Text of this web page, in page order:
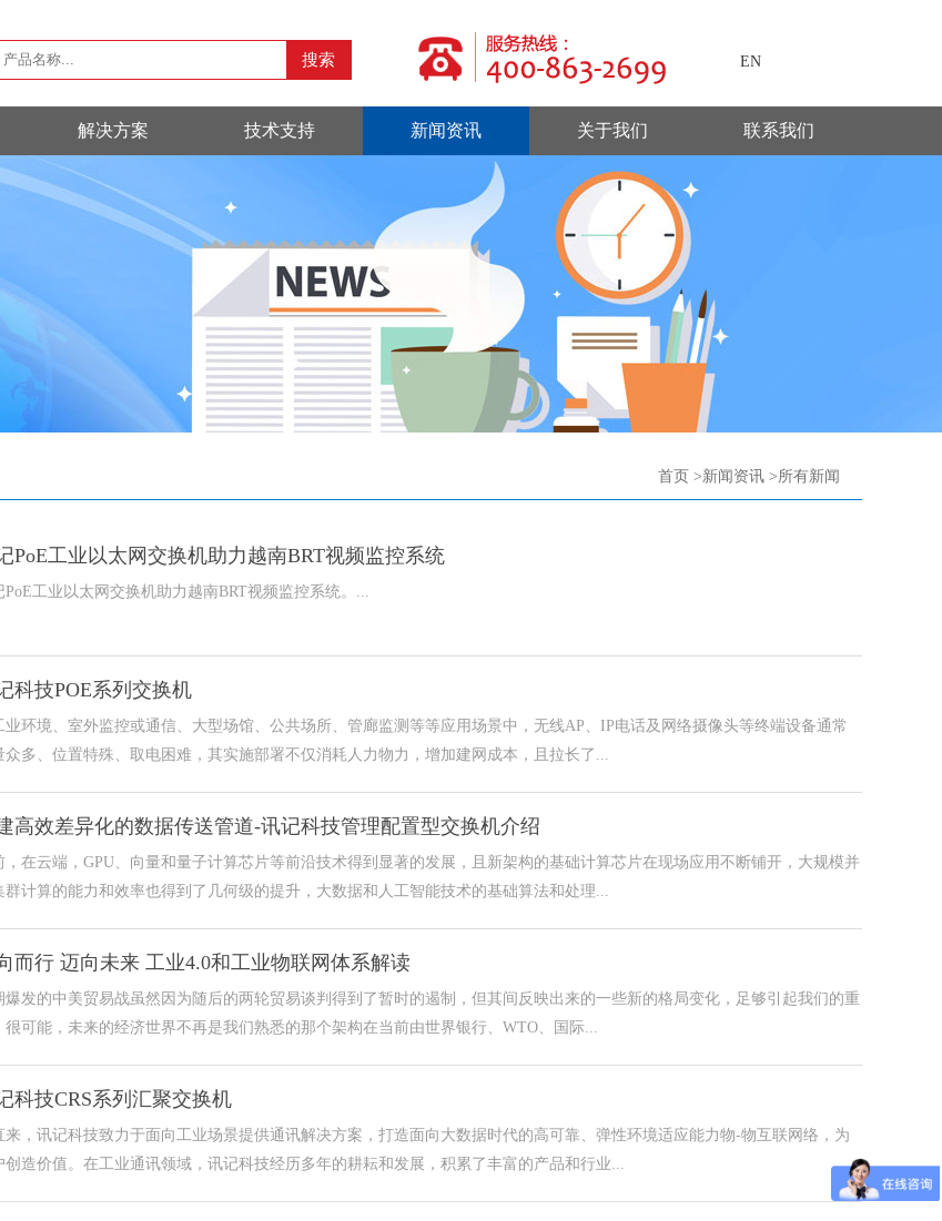
EN
解决方案 技术支持 新闻资讯 关于我们 联系我们
首页 >新闻资讯 >所有新闻
PoE工业以太网交换机助力越南BRT视频监控系统
PoE工业以太网交换机助力越南BRT视频监控系统。...
科技POE系列交换机
业环境、室外监控或通信、大型场馆、公共场所、管廊监测等等应用场景中，无线AP、IP电话及网络摄像头等终端设备通常
众多、位置特殊、取电困难，其实施部署不仅消耗人力物力，增加建网成本，且拉长了...
高效差异化的数据传送管道-讯记科技管理配置型交换机介绍
，在云端，GPU、向量和量子计算芯片等前沿技术得到显著的发展，且新架构的基础计算芯片在现场应用不断铺开，大规模并
群计算的能力和效率也得到了几何级的提升，大数据和人工智能技术的基础算法和处理...
而行 迈向未来 工业4.0和工业物联网体系解读
爆发的中美贸易战虽然因为随后的两轮贸易谈判得到了暂时的遏制，但其间反映出来的一些新的格局变化，足够引起我们的重
很可能，未来的经济世界不再是我们熟悉的那个架构在当前由世界银行、WTO、国际...
科技CRS系列汇聚交换机
来，讯记科技致力于面向工业场景提供通讯解决方案，打造面向大数据时代的高可靠、弹性环境适应能力物-物互联网络，为
创造价值。在工业通讯领域，讯记科技经历多年的耕耘和发展，积累了丰富的产品和行业...